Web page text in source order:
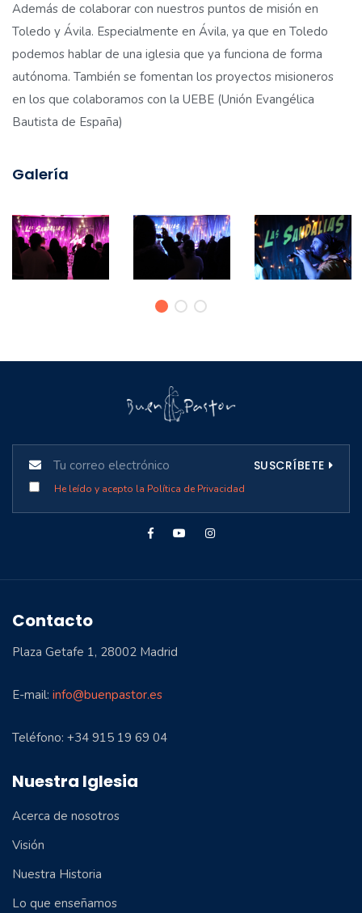
Además de colaborar con nuestros puntos de misión en
Toledo y Ávila. Especialmente en Ávila, ya que en Toledo
podemos hablar de una iglesia que ya funciona de forma
autónoma. También se fomentan los proyectos misioneros
en los que colaboramos con la UEBE (Unión Evangélica
Bautista de España)
Galería
SUSCRÍBETE
He leído y acepto la Política de Privacidad
Contacto
Plaza Getafe 1, 28002 Madrid
E-mail: info@buenpastor.es
Teléfono: +34 915 19 69 04
Nuestra Iglesia
Acerca de nosotros
Visión
Nuestra Historia
Lo que enseñamos